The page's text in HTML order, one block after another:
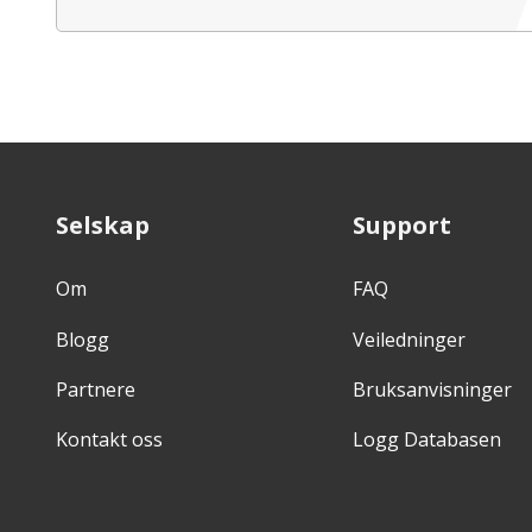
Selskap
Om
Blogg
Partnere
Kontakt oss
Support
FAQ
Veiledninger
Bruksanvisninger
Logg Databasen